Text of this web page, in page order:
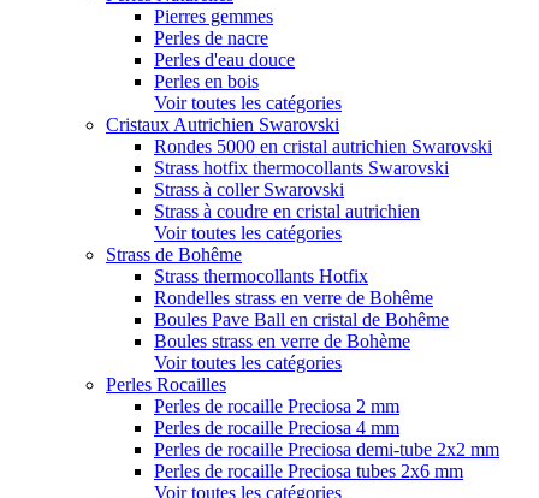
Pierres gemmes
Perles de nacre
Perles d'eau douce
Perles en bois
Voir toutes les catégories
Cristaux Autrichien Swarovski
Rondes 5000 en cristal autrichien Swarovski
Strass hotfix thermocollants Swarovski
Strass à coller Swarovski
Strass à coudre en cristal autrichien
Voir toutes les catégories
Strass de Bohême
Strass thermocollants Hotfix
Rondelles strass en verre de Bohême
Boules Pave Ball en cristal de Bohême
Boules strass en verre de Bohème
Voir toutes les catégories
Perles Rocailles
Perles de rocaille Preciosa 2 mm
Perles de rocaille Preciosa 4 mm
Perles de rocaille Preciosa demi-tube 2x2 mm
Perles de rocaille Preciosa tubes 2x6 mm
Voir toutes les catégories